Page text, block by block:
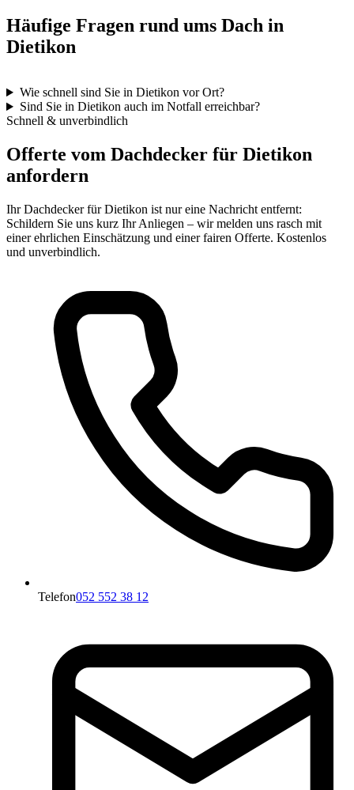
Häufige Fragen rund ums Dach in
Dietikon
Wie schnell sind Sie in Dietikon vor Ort?
Sind Sie in Dietikon auch im Notfall erreichbar?
Schnell & unverbindlich
Offerte vom Dachdecker für Dietikon
anfordern
Ihr Dachdecker für Dietikon ist nur eine Nachricht entfernt:
Schildern Sie uns kurz Ihr Anliegen – wir melden uns rasch mit
einer ehrlichen Einschätzung und einer fairen Offerte. Kostenlos
und unverbindlich.
Telefon052 552 38 12